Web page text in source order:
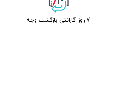
7 روز گارانتی بازگشت وجه